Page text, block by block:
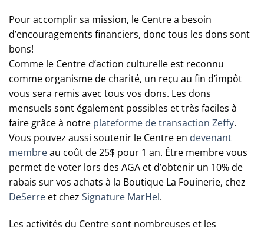
Pour accomplir sa mission, le Centre a besoin
d’encouragements financiers, donc tous les dons sont
bons!
Comme le Centre d’action culturelle est reconnu
comme organisme de charité, un reçu au fin d’impôt
vous sera remis avec tous vos dons. Les dons
mensuels sont également possibles et très faciles à
faire grâce à notre plateforme de transaction Zeffy.
Vous pouvez aussi soutenir le Centre en devenant
membreau coût de 25$ pour 1 an. Être membre vous
permet de voter lors des AGA et d’obtenir un 10% de
rabais sur vos achats à la Boutique La Fouinerie, chez
DeSerre et chez Signature MarHel.
Les activités du Centre sont nombreuses et les